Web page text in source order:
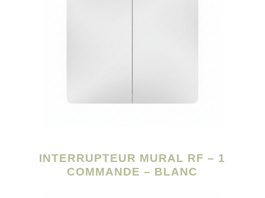
INTERRUPTEUR MURAL RF – 1
COMMANDE – BLANC